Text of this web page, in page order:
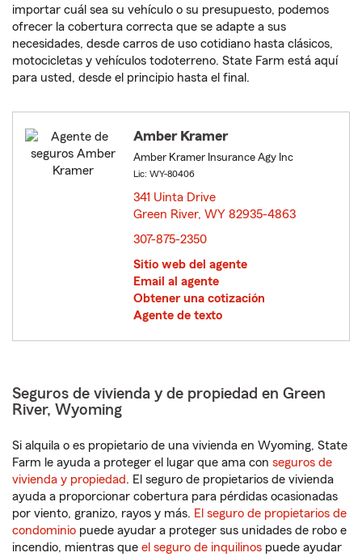
importar cuál sea su vehículo o su presupuesto, podemos
ofrecer la cobertura correcta que se adapte a sus
necesidades, desde carros de uso cotidiano hasta clásicos,
motocicletas y vehículos todoterreno. State Farm está aquí
para usted, desde el principio hasta el final.
Amber Kramer
Amber Kramer Insurance Agy Inc
Lic: WY-80406
341 Uinta Drive
Green River, WY 82935-4863
307-875-2350
Sitio web del agente
Email al agente
Obtener una cotización
Agente de texto
Seguros de vivienda y de propiedad en Green
River, Wyoming
Si alquila o es propietario de una vivienda en Wyoming, State
Farm le ayuda a proteger el lugar que ama con seguros de
vivienda y propiedad. El seguro de propietarios de vivienda
ayuda a proporcionar cobertura para pérdidas ocasionadas
por viento, granizo, rayos y más. El seguro de propietarios de
condominio puede ayudar a proteger sus unidades de robo e
incendio, mientras que el seguro de inquilinos puede ayudar